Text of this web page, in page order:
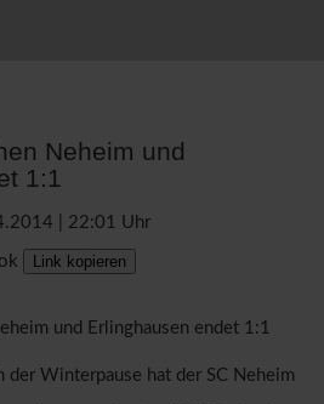
Neheim und
1:1
| 22:01 Uhr
Link kopieren
der Winterpause hat der SC Neheim